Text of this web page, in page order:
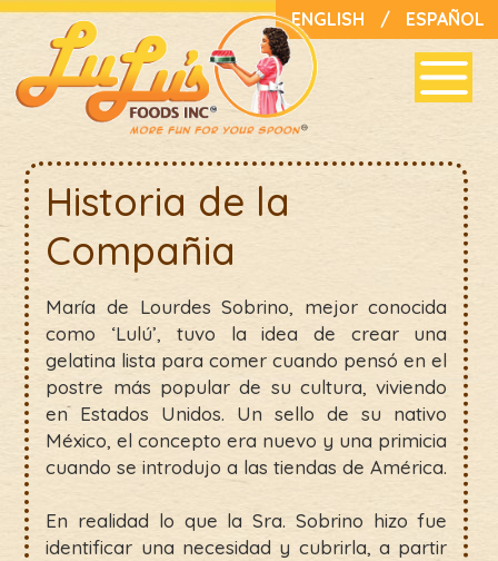
ENGLISH / ESPAÑOL
Historia de la
Compañia
María de Lourdes Sobrino, mejor conocida
como ‘Lulú’, tuvo la idea de crear una
gelatina lista para comer cuando pensó en el
postre más popular de su cultura, viviendo
en Estados Unidos. Un sello de su nativo
México, el concepto era nuevo y una primicia
cuando se introdujo a las tiendas de América.
En realidad lo que la Sra. Sobrino hizo fue
identificar una necesidad y cubrirla, a partir